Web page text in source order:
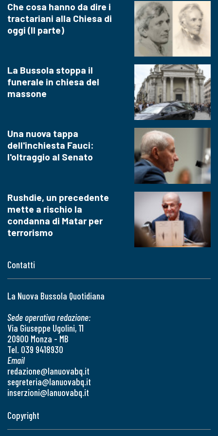
Contatti
La Nuova Bussola Quotidiana
Sede operativa redazione:
Via Giuseppe Ugolini, 11
20900 Monza - MB
Tel. 039 9418930
Email
redazione@lanuovabq.it
segreteria@lanuovabq.it
inserzioni@lanuovabq.it
Che cosa hanno da dire i
tractariani alla Chiesa di
oggi (II parte)
La Bussola stoppa il
funerale in chiesa del
massone
Una nuova tappa
dell'inchiesta Fauci:
l'oltraggio al Senato
Rushdie, un precedente
mette a rischio la
condanna di Matar per
terrorismo
Copyright